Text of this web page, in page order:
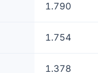
1.790
1.754
1.378